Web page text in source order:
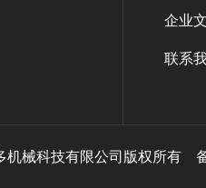
企业
联系
机械科技有限公司版权所有